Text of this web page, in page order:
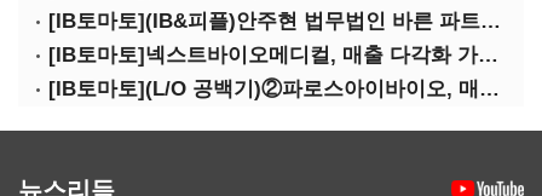
[IB토마토](IB&피플)안주현 법무법인 바른 파트너 변호사
[IB토마토]넥스트바이오메디컬, 매출 다각화 가속…IPO 보람 '쑥쑥'
[IB토마토](L/O 공백기)②파로스아이바이오, 매출 0원 '불명예'…목표 안갯속
뉴스리듬